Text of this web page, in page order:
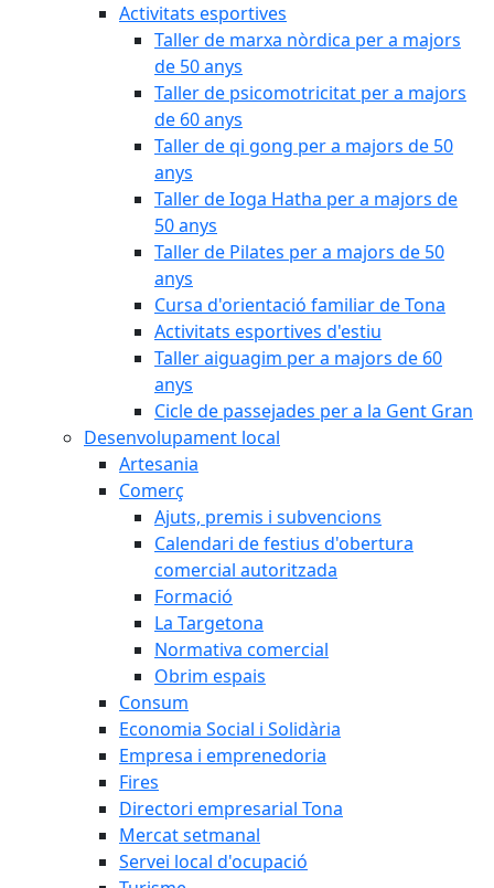
Activitats esportives
Taller de marxa nòrdica per a majors
de 50 anys
Taller de psicomotricitat per a majors
de 60 anys
Taller de qi gong per a majors de 50
anys
Taller de Ioga Hatha per a majors de
50 anys
Taller de Pilates per a majors de 50
anys
Cursa d'orientació familiar de Tona
Activitats esportives d'estiu
Taller aiguagim per a majors de 60
anys
Cicle de passejades per a la Gent Gran
Desenvolupament local
Artesania
Comerç
Ajuts, premis i subvencions
Calendari de festius d'obertura
comercial autoritzada
Formació
La Targetona
Normativa comercial
Obrim espais
Consum
Economia Social i Solidària
Empresa i emprenedoria
Fires
Directori empresarial Tona
Mercat setmanal
Servei local d'ocupació